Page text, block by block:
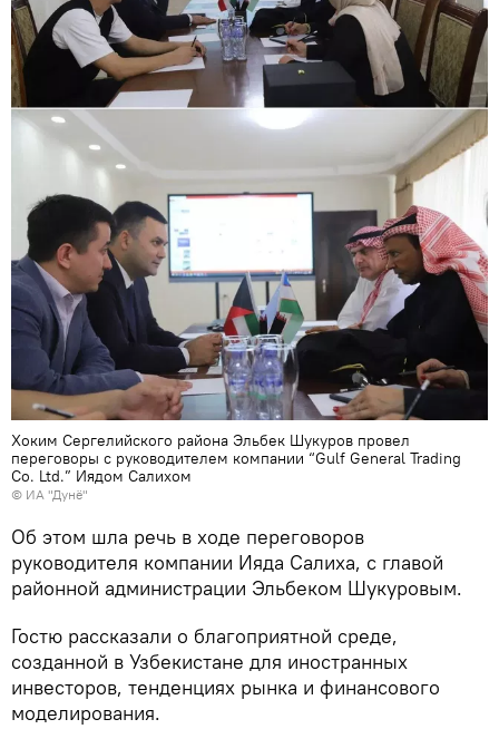
Хоким Сергелийского района Эльбек Шукуров провел
переговоры с руководителем компании “Gulf General Trading
Co. Ltd.” Иядом Салихом
© ИА "Дунё"
Об этом шла речь в ходе переговоров
руководителя компании Ияда Салиха, с главой
районной администрации Эльбеком Шукуровым.
Гостю рассказали о благоприятной среде,
созданной в Узбекистане для иностранных
инвесторов, тенденциях рынка и финансового
моделирования.